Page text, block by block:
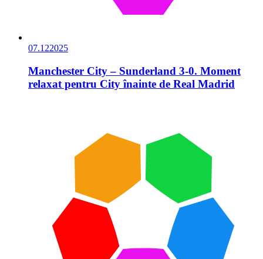
07.122025
Manchester City – Sunderland 3-0. Moment
relaxat pentru City înainte de Real Madrid